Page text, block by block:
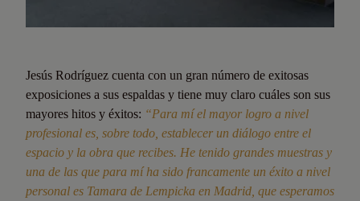
Jesús Rodríguez cuenta con un gran número de exitosas
exposiciones a sus espaldas y tiene muy claro cuáles son sus
mayores hitos y éxitos: “Para mí el mayor logro a nivel
profesional es, sobre todo, establecer un diálogo entre el
espacio y la obra que recibes. He tenido grandes muestras y
una de las que para mí ha sido francamente un éxito a nivel
personal es Tamara de Lempicka en Madrid, que esperamos